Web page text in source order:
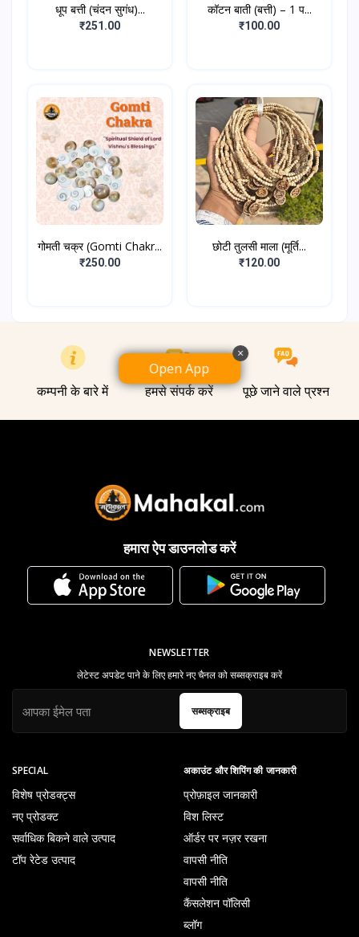
धूप बत्ती (चंदन सुगंध)...
₹251.00
कॉटन बाती (बत्ती) – 1 प...
₹100.00
गोमती चक्र (Gomti Chakr...
₹250.00
छोटी तुलसी माला (मूर्ति...
₹120.00
कम्पनी के बारे में हमसे संपर्क करें पूछे जाने वाले प्रश्न
हमारा ऐप डाउनलोड करें
SPECIAL
विशेष प्रोडक्ट्स
नए प्रोडक्ट
सर्वाधिक बिकने वाले उत्पाद
टॉप रेटेड उत्पाद
अकाउंट और शिपिंग की जानकारी
प्रोफ़ाइल जानकारी
विश लिस्ट
ऑर्डर पर नज़र रखना
वापसी नीति
वापसी नीति
कैंसलेशन पॉलिसी
ब्लॉग
NEWSLETTER
लेटेस्ट अपडेट पाने के लिए हमारे नए चैनल को सब्सक्राइब करें
सब्सक्राइब
Open App
×